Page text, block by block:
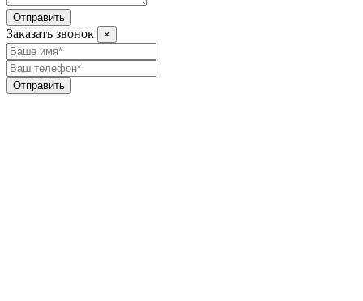
Отправить
Заказать звонок ×
Отправить